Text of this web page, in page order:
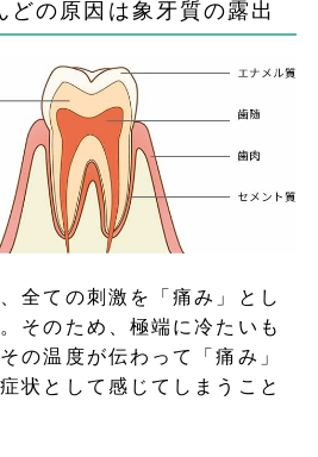
どの原因は象牙質の露出
全ての刺激を「痛み」とし
そのため、極端に冷たいも
の温度が伝わって「痛み」
状として感じてしまうこと